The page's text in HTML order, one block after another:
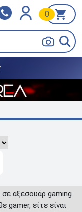
0
NOW
αξεσουάρ gaming
gamer, είτε είναι